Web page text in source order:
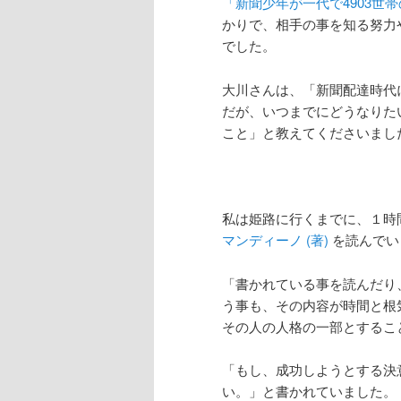
かりで、相手の事を知る努
でした。
大川さんは、「新聞配達時
だが、いつまでにどうなり
こと」と教えてくださいまし
私は姫路に行くまでに、１
マンディーノ (著) を読んで
「書かれている事を読んだ
う事も、その内容が時間と
その人の人格の一部とする
「もし、成功しようとする
い。」と書かれていました。